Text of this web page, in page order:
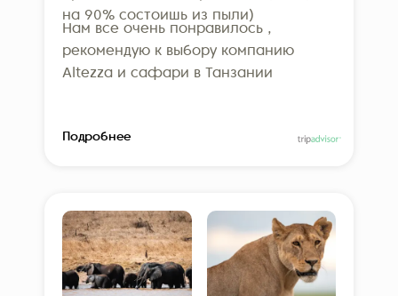
на 90% состоишь из пыли)
Нам все очень понравилось ,
рекомендую к выбору компанию
Altezza и сафари в Танзании
Подробнее